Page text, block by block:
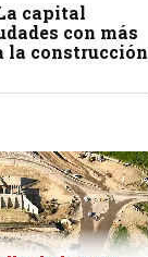
capital
con más
la construcción